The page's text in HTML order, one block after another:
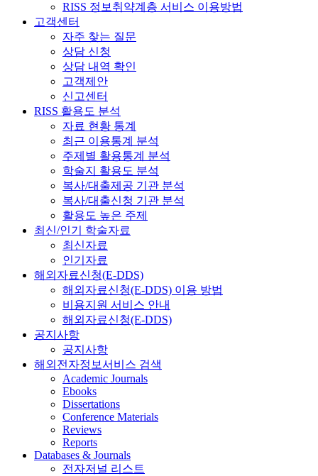
RISS 정보취약계층 서비스 이용방법
고객센터
자주 찾는 질문
상담 신청
상담 내역 확인
고객제안
신고센터
RISS 활용도 분석
자료 현황 통계
최근 이용통계 분석
주제별 활용통계 분석
학술지 활용도 분석
복사/대출제공 기관 분석
복사/대출신청 기관 분석
활용도 높은 주제
최신/인기 학술자료
최신자료
인기자료
해외자료신청(E-DDS)
해외자료신청(E-DDS) 이용 방법
비용지원 서비스 안내
해외자료신청(E-DDS)
공지사항
공지사항
해외전자정보서비스 검색
Academic Journals
Ebooks
Dissertations
Conference Materials
Reviews
Reports
Databases & Journals
전자저널 리스트